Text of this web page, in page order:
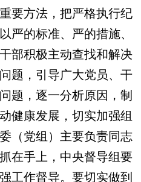
要方法，把严格执行纪
严的标准、严的措施、
部积极主动查找和解决
题，引导广大党员、干
题，逐一分析原因，制
健康发展，切实加强组
（党组）主要负责同志
在手上，中央督导组要
工作督导。要切实做到